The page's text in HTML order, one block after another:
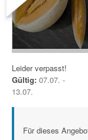
Leider verpasst!
Gültig: 07.07. -
13.07.
Für dieses